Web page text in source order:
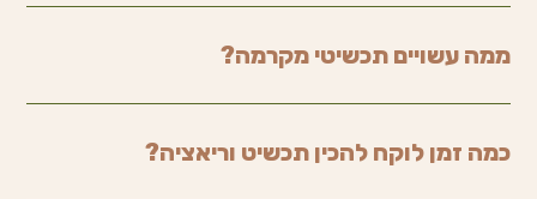
ממה עשויים תכשיטי מקרמה?
כמה זמן לוקח להכין תכשיט וריאציה?